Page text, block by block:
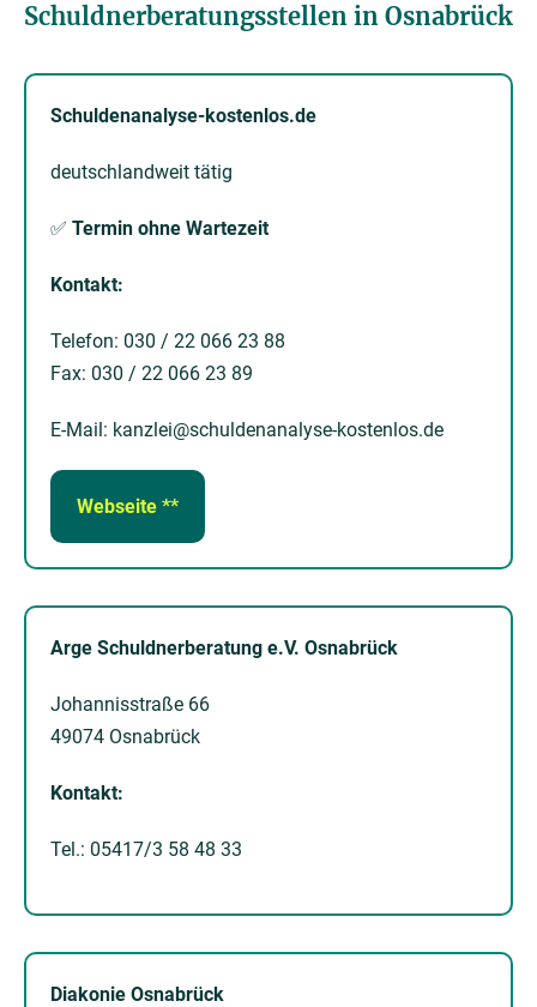
Schuldnerberatungsstellen in Osnabrück
Schuldenanalyse-kostenlos.de
deutschlandweit tätig
✅ Termin ohne Wartezeit
Kontakt:
Telefon: 030 / 22 066 23 88
Fax: 030 / 22 066 23 89
E-Mail: kanzlei@schuldenanalyse-kostenlos.de
Webseite **
Arge Schuldnerberatung e.V. Osnabrück
Johannisstraße 66
49074 Osnabrück
Kontakt:
Tel.: 05417/3 58 48 33
Diakonie Osnabrück